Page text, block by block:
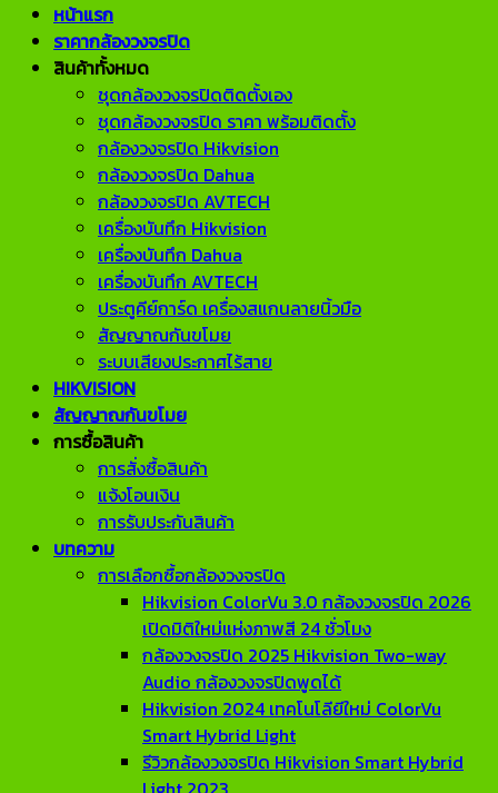
หน้าแรก
ราคากล้องวงจรปิด
สินค้าทั้งหมด
ชุดกล้องวงจรปิดติดตั้งเอง
ชุดกล้องวงจรปิด ราคา พร้อมติดตั้ง
กล้องวงจรปิด Hikvision
กล้องวงจรปิด Dahua
กล้องวงจรปิด AVTECH
เครื่องบันทึก Hikvision
เครื่องบันทึก Dahua
เครื่องบันทึก AVTECH
ประตูคีย์การ์ด เครื่องสแกนลายนิ้วมือ
สัญญาณกันขโมย
ระบบเสียงประกาศไร้สาย
HIKVISION
สัญญาณกันขโมย
การซื้อสินค้า
การสั่งซื้อสินค้า
แจ้งโอนเงิน
การรับประกันสินค้า
บทความ
การเลือกซื้อกล้องวงจรปิด
Hikvision ColorVu 3.0 กล้องวงจรปิด 2026
เปิดมิติใหม่แห่งภาพสี 24 ชั่วโมง
กล้องวงจรปิด 2025 Hikvision Two-way
Audio กล้องวงจรปิดพูดได้
Hikvision 2024 เทคโนโลียีใหม่ ColorVu
Smart Hybrid Light
รีวิวกล้องวงจรปิด Hikvision Smart Hybrid